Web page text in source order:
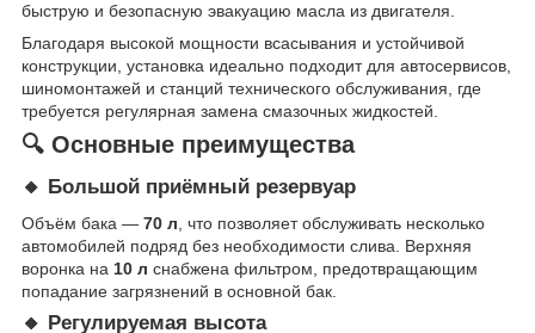
быструю и безопасную эвакуацию масла из двигателя.
Благодаря высокой мощности всасывания и устойчивой
конструкции, установка идеально подходит для автосервисов,
шиномонтажей и станций технического обслуживания, где
требуется регулярная замена смазочных жидкостей.
🔍 Основные преимущества
🔸 Большой приёмный резервуар
Объём бака — 70 л , что позволяет обслуживать несколько
автомобилей подряд без необходимости слива. Верхняя
воронка на 10 л снабжена фильтром, предотвращающим
попадание загрязнений в основной бак.
🔸 Регулируемая высота